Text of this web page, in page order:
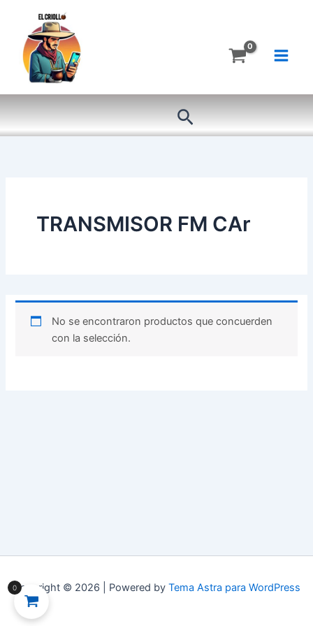
contenido
Buscar
TRANSMISOR FM CAr
No se encontraron productos que concuerden
con la selección.
Copyright © 2026 | Powered by Tema Astra para WordPress
0